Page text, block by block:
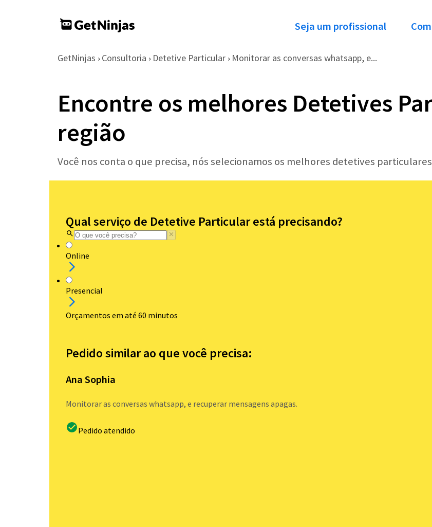
Seja um profissional
GetNinjas › Consultoria › Detetive Particular › Monitorar as conversas whatsapp, e...
Encontre os melhores Detetives
região
Você nos conta o que precisa, nós selecionamos os melhores detetives
Qual serviço de Detetive Particular está precisando?
Online
Presencial
Orçamentos em até 60 minutos
Pedido similar ao que você precisa:
Ana Sophia
Monitorar as conversas whatsapp, e recuperar mensagens apagas.
Pedido atendido